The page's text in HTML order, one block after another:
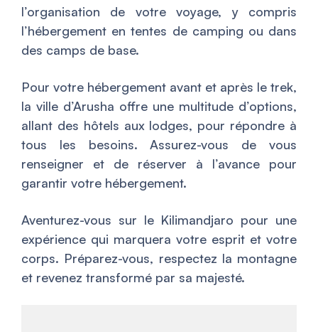
l’organisation de votre voyage, y compris
l’hébergement en tentes de camping ou dans
des camps de base.
Pour votre hébergement avant et après le trek,
la ville d’Arusha offre une multitude d’options,
allant des hôtels aux lodges, pour répondre à
tous les besoins. Assurez-vous de vous
renseigner et de réserver à l’avance pour
garantir votre hébergement.
Aventurez-vous sur le Kilimandjaro pour une
expérience qui marquera votre esprit et votre
corps. Préparez-vous, respectez la montagne
et revenez transformé par sa majesté.